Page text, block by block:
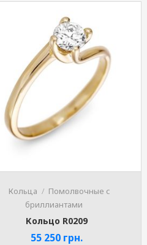
Кольца
Помолвочные с
бриллиантами
Кольцо R0209
55 250 грн.